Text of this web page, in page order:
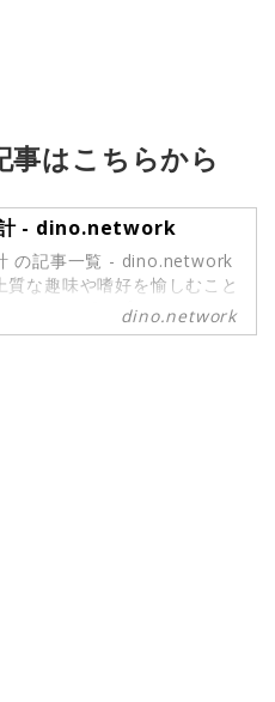
事はこちらから
- dino.network
の記事一覧 - dino.network
質な趣味や嗜好を愉しむこと
るパワーピープルのために、
8月1日に創刊されたライフ
dino.network